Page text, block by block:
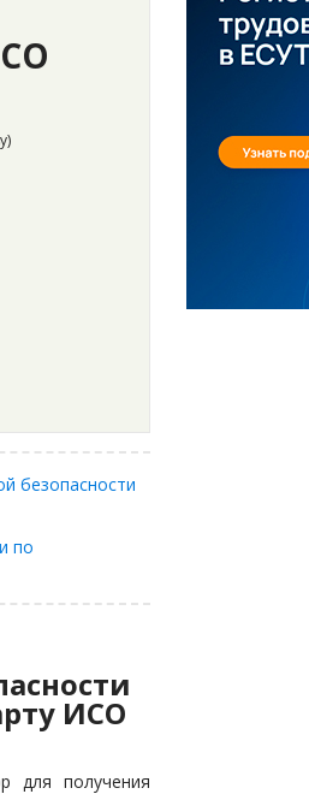
безопасности
по
ИСО
для получения